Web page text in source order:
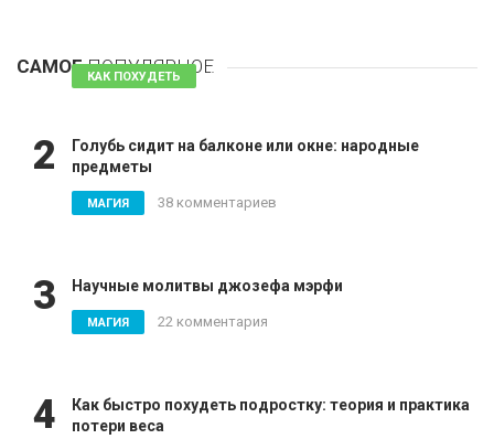
САМОЕПОПУЛЯРНОЕ
КАК ПОХУДЕТЬ 81 комментарий
2
Голубь сидит на балконе или окне: народные
предметы
МАГИЯ 38 комментариев
3 Научные молитвы джозефа мэрфи
МАГИЯ 22 комментария
4
Как быстро похудеть подростку: теория и практика
потери веса